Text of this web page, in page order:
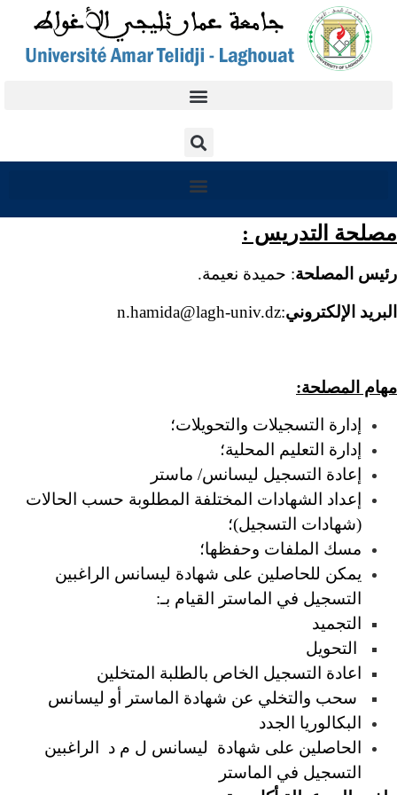
مصلحة التدريس :
رئيس المصلحة: حميدة نعيمة.
البريد الإلكتروني:n.hamida@lagh-univ.dz
مهام المصلحة:
إدارة التسجيلات والتحويلات؛
إدارة التعليم المحلية؛
إعادة التسجيل ليسانس/ ماستر
إعداد الشهادات المختلفة المطلوبة حسب الحالات
(شهادات التسجيل)؛
مسك الملفات وحفظها؛
يمكن للحاصلين على شهادة ليسانس الراغبين
التسجيل في الماستر القيام بـ:
التجميد
التحويل
اعادة التسجيل الخاص بالطلبة المتخلين
سحب والتخلي عن شهادة الماستر أو ليسانس
البكالوريا الجدد
الحاصلين على شهادة ليسانس ل م د الراغبين
التسجيل في الماستر